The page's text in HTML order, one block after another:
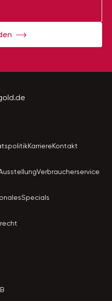
KarriereKontakt
Verbraucherservice
Specials